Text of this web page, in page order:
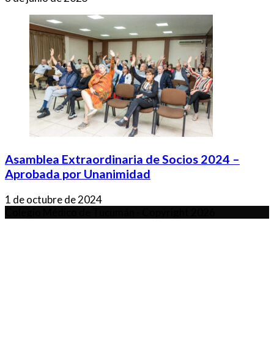
Asamblea Extraordinaria de Socios 2024 –
Aprobada por Unanimidad
1 de octubre de 2024